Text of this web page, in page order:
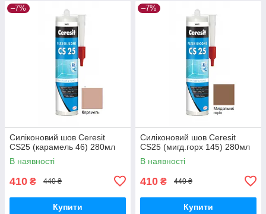
–7%
Силіконовий шов Ceresit
CS25 (карамель 46) 280мл
В наявності
410 ₴ 440 ₴
Купити
–7%
Силіконовий шов Ceresit
CS25 (мигд.горх 145) 280мл
В наявності
410 ₴ 440 ₴
Купити